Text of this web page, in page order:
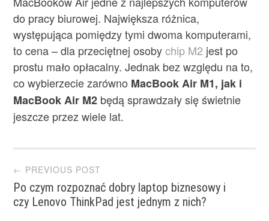
do pracy biurowej. Największa różnica,
występująca pomiędzy tymi dwoma komputerami,
to cena – dla przeciętnej osobychip M2 jest po
prostu mało opłacalny. Jednak bez względu na to,
co wybierzecie zarówno MacBook Air M1, jak i
MacBook Air M2 będą sprawdzały się świetnie
jeszcze przez wiele lat.
Post
navigation
← PREVIOUS POST
Po czym rozpoznać dobry laptop biznesowy i
czy Lenovo ThinkPad jest jednym z nich?